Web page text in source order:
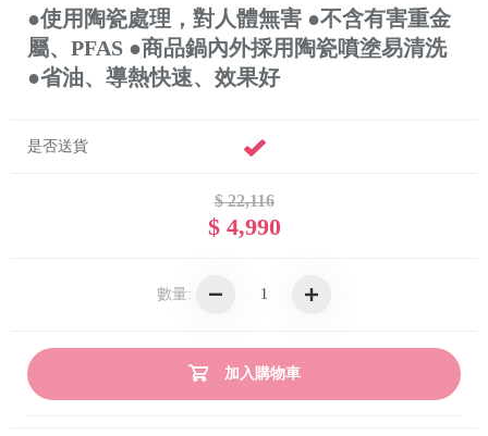
●使用陶瓷處理，對人體無害 ●不含有害重金
屬、PFAS ●商品鍋內外採用陶瓷噴塗易清洗
●省油、導熱快速、效果好
是否送貨
$ 22,116
$ 4,990
數量:
加入購物車